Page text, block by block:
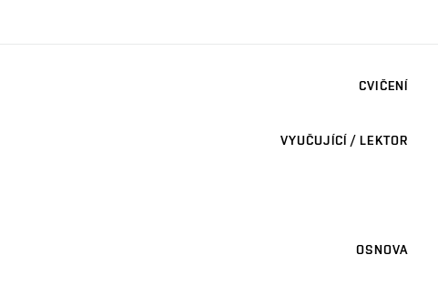
CVIČENÍ
VYUČUJÍCÍ / LEKTOR
OSNOVA